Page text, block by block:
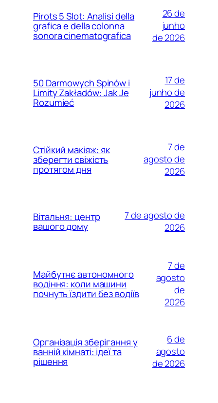
Pirots 5 Slot: Analisi della
grafica e della colonna
sonora cinematografica
26 de
junho
de 2026
50 Darmowych Spinów i
Limity Zakładów: Jak Je
Rozumieć
17 de
junho de
2026
Стійкий макіяж: як
зберегти свіжість
протягом дня
7 de
agosto de
2026
Вітальня: центр
вашого дому
7 de agosto de
2026
Майбутнє автономного
водіння: коли машини
почнуть їздити без водіїв
7 de
agosto
de
2026
Організація зберігання у
ванній кімнаті: ідеї та
рішення
6 de
agosto
de 2026